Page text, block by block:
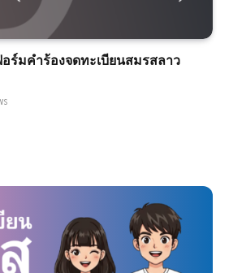
ร์มคำร้องจดทะเบียนสมรสลาว